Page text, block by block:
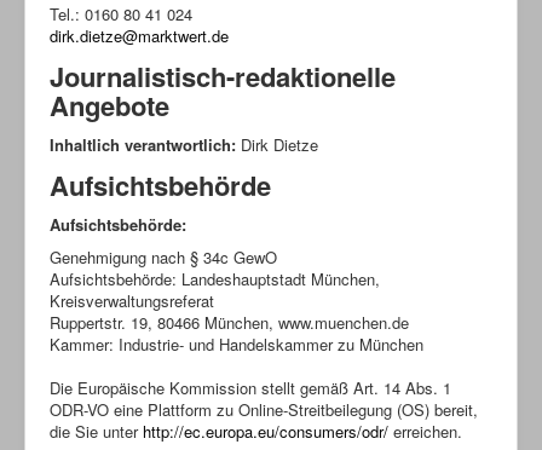
Tel.: 0160 80 41 024
dirk.dietze@marktwert.de
Journalistisch-redaktionelle
Angebote
Inhaltlich verantwortlich: Dirk Dietze
Aufsichtsbehörde
Aufsichtsbehörde:
Genehmigung nach § 34c GewO
Aufsichtsbehörde: Landeshauptstadt München,
Kreisverwaltungsreferat
Ruppertstr. 19, 80466 München, www.muenchen.de
Kammer: Industrie- und Handelskammer zu München
Die Europäische Kommission stellt gemäß Art. 14 Abs. 1
ODR-VO eine Plattform zu Online-Streitbeilegung (OS) bereit,
die Sie unter http://ec.europa.eu/consumers/odr/ erreichen.